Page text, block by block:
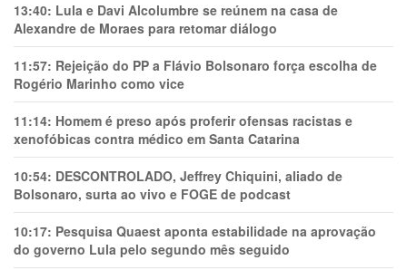
13:40: Lula e Davi Alcolumbre se reúnem na casa de
Alexandre de Moraes para retomar diálogo
11:57: Rejeição do PP a Flávio Bolsonaro força escolha de
Rogério Marinho como vice
11:14: Homem é preso após proferir ofensas racistas e
xenofóbicas contra médico em Santa Catarina
10:54: DESCONTROLADO, Jeffrey Chiquini, aliado de
Bolsonaro, surta ao vivo e FOGE de podcast
10:17: Pesquisa Quaest aponta estabilidade na aprovação
do governo Lula pelo segundo mês seguido